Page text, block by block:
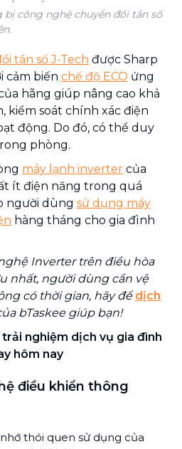
bị công nghệ chuyển đổi tần số
tần số J-Tech được Sharp
cảm biến chế độ ECO ứng
hãng giúp nâng cao khả
kiểm soát chính xác điện
động. Do đó, có thể duy
phòng.
máy lạnh inverter của
ít điện năng trong quá
người dùng sử dụng máy
hàng tháng cho gia đình
Inverter trên điều hòa
nhất, người dùng cần vệ
có thời gian, hãy để dịch
bTaskee giúp bạn!
trải nghiệm dịch vụ gia đình
hôm nay
điều khiển thông